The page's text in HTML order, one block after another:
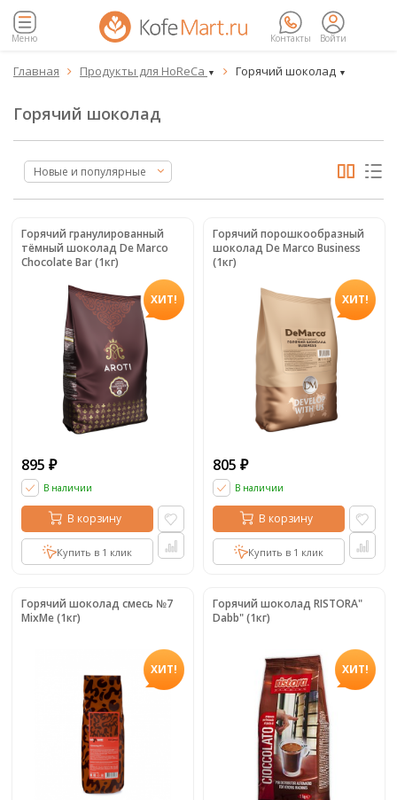
Меню Контакты Войти
Главная  Продукты для HoReCa ▼  Горячий шоколад ▼
Горячий шоколад
Новые и популярные
Горячий гранулированный
тёмный шоколад De Marco
Chocolate Bar (1кг)
ХИТ!
895 ₽
В наличии
В корзину
Купить в 1 клик
Горячий порошкообразный
шоколад De Marco Business
(1кг)
ХИТ!
805 ₽
В наличии
В корзину
Купить в 1 клик
Горячий шоколад смесь №7
MixMe (1кг)
ХИТ!
Горячий шоколад RISTORA"
Dabb" (1кг)
ХИТ!